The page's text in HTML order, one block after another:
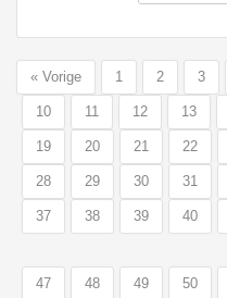
« Vorige 1 2 3
10 11 12 13
19 20 21 22
28 29 30 31
37 38 39 40
47 48 49 50